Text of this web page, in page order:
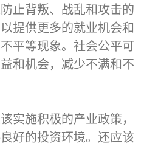
止背叛、战乱和攻击的
提供更多的就业机会和
平等现象。社会公平可
和机会，减少不满和不
实施积极的产业政策，
好的投资环境。还应该